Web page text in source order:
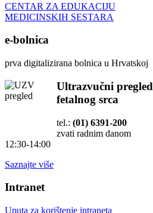
CENTAR ZA EDUKACIJU
MEDICINSKIH SESTARA
e-bolnica
prva digitalizirana bolnica u Hrvatskoj
Ultrazvučni pregled
fetalnog srca
tel.: (01) 6391-200
zvati radnim danom
12:30-14:00
Saznajte više
Intranet
Uputa za korištenje intraneta